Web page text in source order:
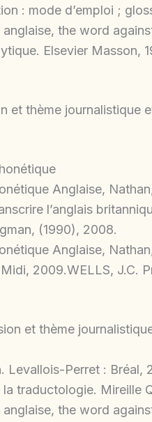
: mode d’emploi ;
the word
Elsevier Masson,
et thème
Anglaise,
l’anglais
(1990), 2008.
Anglaise,
2009.WELLS, J.C.
et thème
Levallois-Perret : Bréal,
traductologie. Mireille
the word